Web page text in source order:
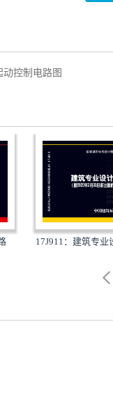
动控制电路图
17J911：建筑专业